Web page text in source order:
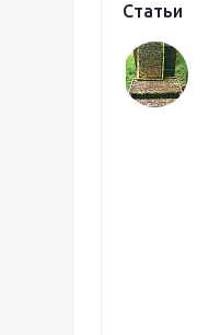
Статьи